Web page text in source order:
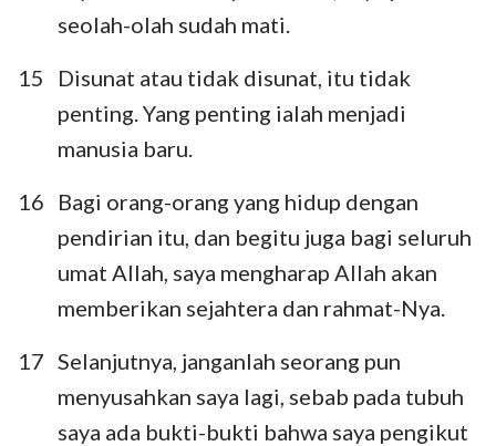
seolah-olah sudah mati.
15
Disunat atau tidak disunat, itu tidak
penting. Yang penting ialah menjadi
manusia baru.
16
Bagi orang-orang yang hidup dengan
pendirian itu, dan begitu juga bagi seluruh
umat Allah, saya mengharap Allah akan
memberikan sejahtera dan rahmat-Nya.
17 Selanjutnya, janganlah seorang pun
menyusahkan saya lagi, sebab pada tubuh
saya ada bukti-bukti bahwa saya pengikut